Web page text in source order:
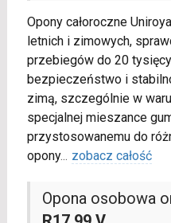
Opony całoroczne
letnich i zimowych,
przebiegów do 20
bezpieczeństwo i
zimą, szczególnie w
specjalnej mieszance
przystosowanemu do
opony... zobacz całość
Opona osobowa